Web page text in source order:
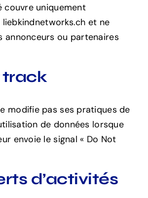
couvre uniquement
liebkindnetworks.ch et ne
annonceurs ou partenaires
track
modifie pas ses pratiques de
de données lorsque
envoie le signal « Do Not
d’activités